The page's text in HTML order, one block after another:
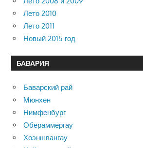
Лето 2010
Лето 2011
Новый 2015 год
БАВАРИЯ
Баварский рай
Мюнхен
Нимфенбург
Обераммергау
Хоэншвангау